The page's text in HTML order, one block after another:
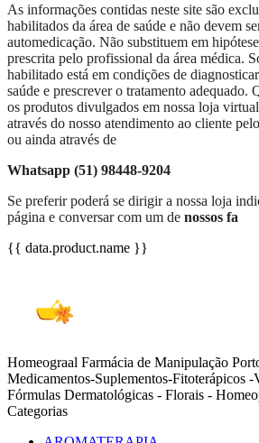
As informações contidas neste site são
habilitados da área de saúde e não devem
automedicação. Não substituem em
prescrita pelo profissional da área médica.
habilitado está em condições de
saúde e prescrever o tratamento adequado.
os produtos divulgados em nossa loja
através do nosso atendimento ao cliente
ou ainda através de
Whatsapp (51) 98448-9204
Se preferir poderá se dirigir a nossa loja
página e conversar com um de nossos fa
{{ data.product.name }}
Homeograal Farmácia de Manipulação
Medicamentos-Suplementos-Fitoterápicos
Fórmulas Dermatológicas - Florais -
Categorias